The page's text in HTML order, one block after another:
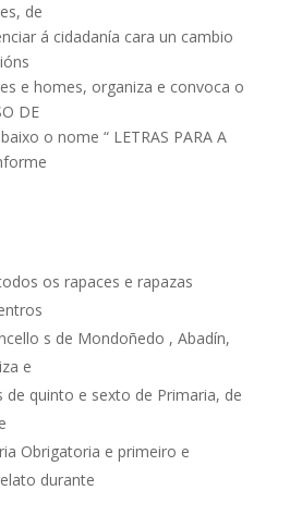
de
á cidadanía cara un cambio
e homes, organiza e convoca o
DE
o nome “ LETRAS PARA A
os rapaces e rapazas
s de Mondoñedo , Abadín,
e
quinto e sexto de Primaria, de
Obrigatoria e primeiro e
durante